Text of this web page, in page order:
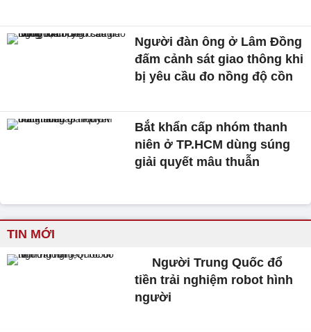
Người đàn ông ở Lâm Đồng
đấm cảnh sát giao thông khi
bị yêu cầu đo nồng độ cồn
Bắt khẩn cấp nhóm thanh
niên ở TP.HCM dùng súng
giải quyết mâu thuẫn
TIN MỚI
Người Trung Quốc đổ
tiền trải nghiệm robot hình
người